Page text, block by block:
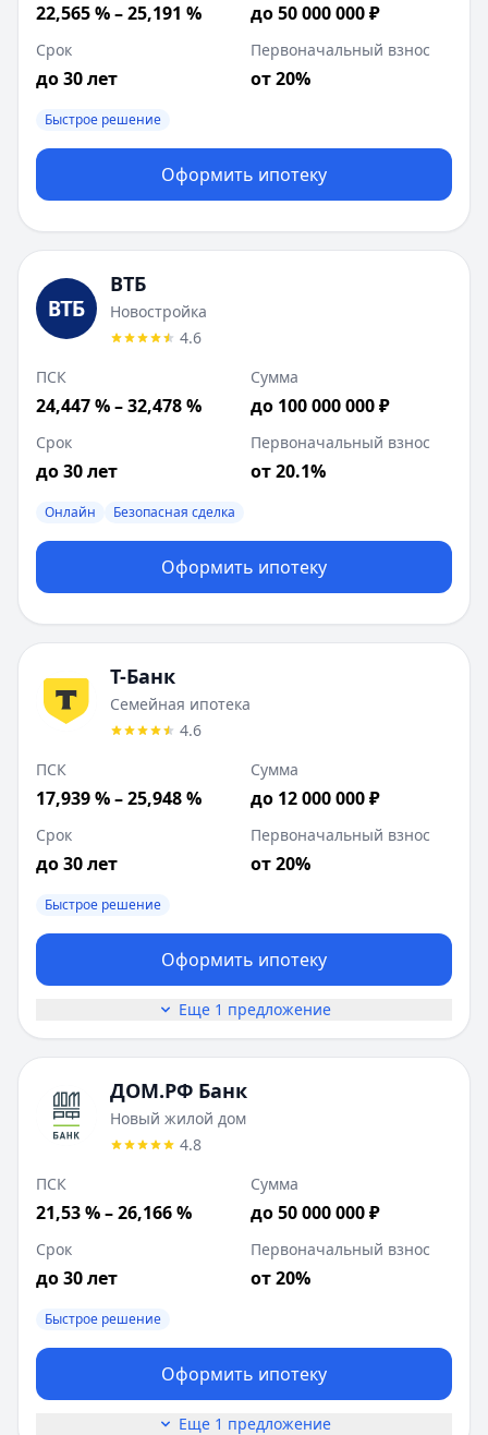
22,565 % – 25,191 % до 50 000 000 ₽
Срок
до 30 лет
Первоначальный взнос
от 20%
Быстрое решение
Оформить ипотеку
ВТБ
Новостройка
4.6
ПСК
24,447 % – 32,478 %
Сумма
до 100 000 000 ₽
Срок
до 30 лет
Первоначальный взнос
от 20.1%
Онлайн Безопасная сделка
Оформить ипотеку
Т-Банк
Семейная ипотека
4.6
ПСК
17,939 % – 25,948 %
Сумма
до 12 000 000 ₽
Срок
до 30 лет
Первоначальный взнос
от 20%
Быстрое решение
Оформить ипотеку
Еще 1 предложение
ДОМ.РФ Банк
Новый жилой дом
4.8
ПСК
21,53 % – 26,166 %
Сумма
до 50 000 000 ₽
Срок
до 30 лет
Первоначальный взнос
от 20%
Быстрое решение
Оформить ипотеку
Еще 1 предложение